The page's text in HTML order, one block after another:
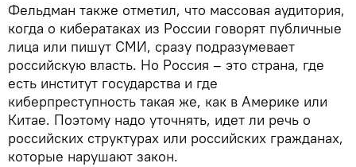
Фельдман также отметил, что массовая аудитория,
когда о кибератаках из России говорят публичные
лица или пишут СМИ, сразу подразумевает
российскую власть. Но Россия – это страна, где
есть институт государства и где
киберпреступность такая же, как в Америке или
Китае. Поэтому надо уточнять, идет ли речь о
российских структурах или российских гражданах,
которые нарушают закон.